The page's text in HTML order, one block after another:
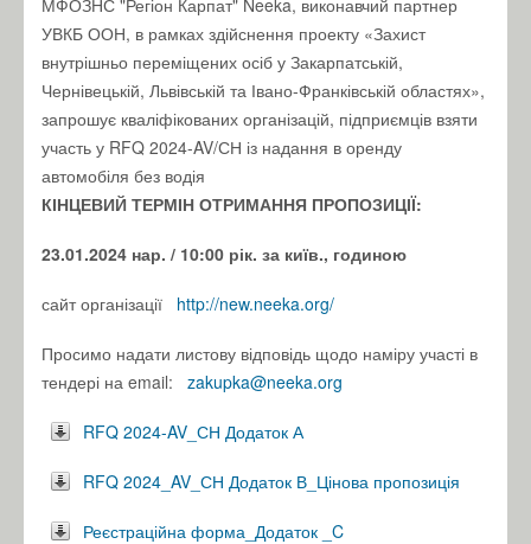
МФОЗНС "Регіон Карпат" Neeka, виконавчий партнер
УВКБ ООН, в рамках здійснення проекту «Захист
внутрішньо переміщених осіб у Закарпатській,
Чернівецькій, Львівській та Івано-Франківській областях»,
запрошує кваліфікованих організацій, підприємців взяти
участь у RFQ 2024-AV/СН із надання в оренду
автомобіля без водія
КІНЦЕВИЙ ТЕРМІН ОТРИМАННЯ ПРОПОЗИЦІЇ:
23.01.2024 нар. / 10:00 рік. за київ., годиною
сайт організації http://new.neeka.org/
Просимо надати листову відповідь щодо наміру участі в
тендері на email: zakupka@neeka.org
RFQ 2024-AV_СН Додаток А
RFQ 2024_AV_СН Додаток В_Цінова пропозиція
Реєстраційна форма_Додаток _C